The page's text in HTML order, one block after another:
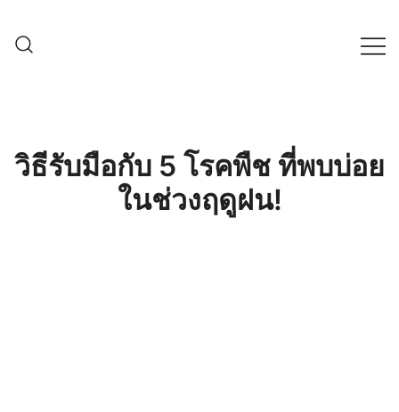
content
พร้อมดูแลพืชอย่างครบวงจร
วิธีรับมือกับ 5 โรคพืช ที่พบบ่อย
ในช่วงฤดูฝน!